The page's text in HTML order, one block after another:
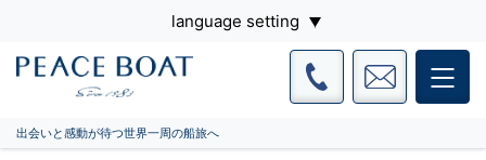
language setting
出会いと感動が待つ世界一周の船旅へ